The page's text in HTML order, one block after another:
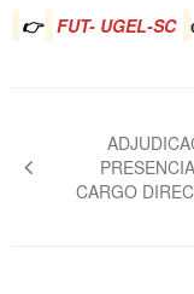
👉 FUT- UGEL-SC
entradas
CARGO